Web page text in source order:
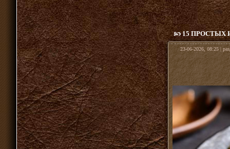
15 ПРОСТЫХ
23-06-2026, 08:25 |